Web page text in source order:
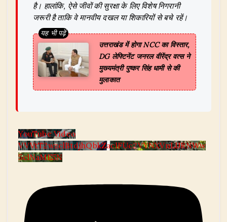
है। हालांकि, ऐसे जीवों की सुरक्षा के लिए विशेष निगरानी
जरूरी है ताकि वे मानवीय दखल या शिकारियों से बचे रहें।
उत्तराखंड में होगा NCC का विस्तार,
DG लेफ्टिनेंट जनरल वीरेंद्र वत्स ने
मुख्यमंत्री पुष्कर सिंह धामी से की
मुलाकात
YouTube Video
VVVtT2wzclBtdjhQbkZaclFUc2VYNXVnLlJRNWw
5clNaME5N